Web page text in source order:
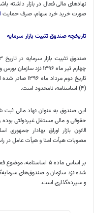
نهادهای مالی فعال در بازار داشته
صورت خرید خرد سهام، صرف حمایت
تاریخچهصندوق تثبیت بازار سرمایه
چهارم تیر ماه ۱۳۹۶
تاریخ دوم
(۴) اساسنامه، نامحدود است.
این صندوق به عنوان نهاد مالی ثبت
حقوقی و مالی مستقل غیردولتی
مصوبات هیأت امنا و هیأت عامل در
بر اساس ماده ۵
شده نزد سازمان و صندوق‌های
و سپرده‌گذاری است.